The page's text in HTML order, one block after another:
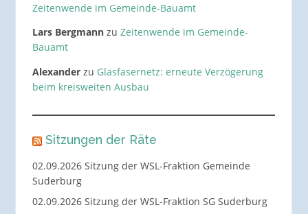
Zeitenwende im Gemeinde-Bauamt
Lars Bergmannzu Zeitenwende im Gemeinde-
Bauamt
Alexanderzu Glasfasernetz: erneute Verzögerung
beim kreisweiten Ausbau
Sitzungen der Räte
02.09.2026 Sitzung der WSL-Fraktion Gemeinde
Suderburg
02.09.2026 Sitzung der WSL-Fraktion SG Suderburg